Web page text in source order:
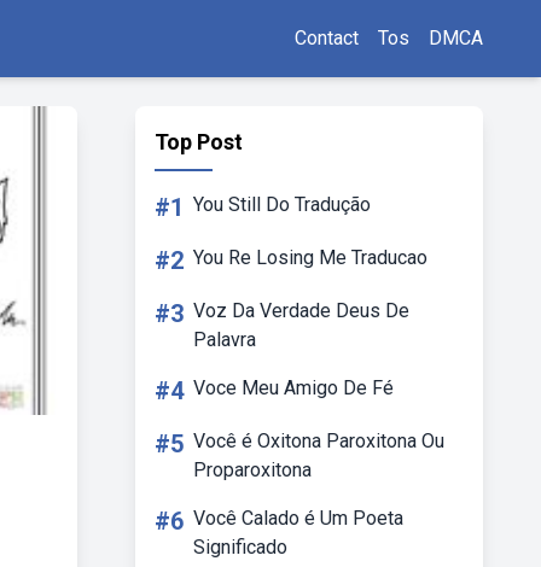
Contact Tos DMCA
Top Post
#1 You Still Do Tradução
#2 You Re Losing Me Traducao
#3 Voz Da Verdade Deus De
Palavra
#4 Voce Meu Amigo De Fé
#5 Você é Oxitona Paroxitona Ou
Proparoxitona
#6 Você Calado é Um Poeta
Significado